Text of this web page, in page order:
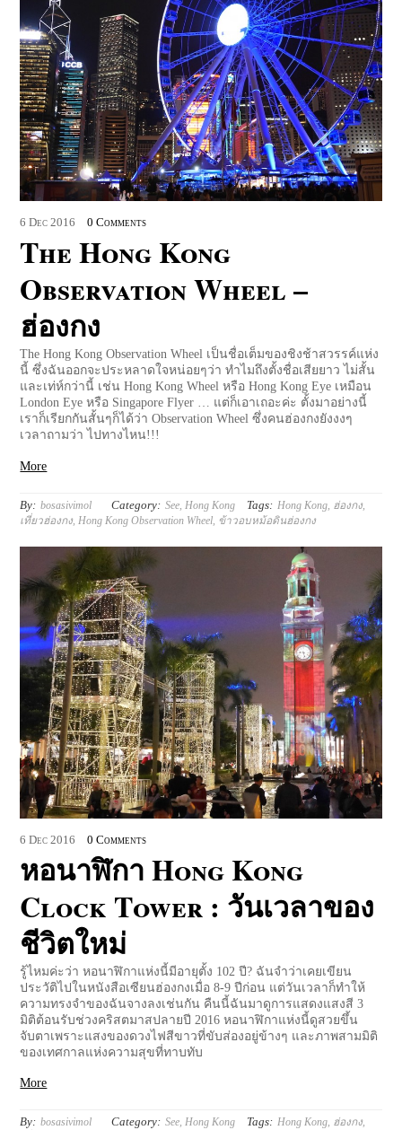
6 Dec 2016 0 Comments
The Hong Kong
Observation Wheel –
ฮ่องกง
The Hong Kong Observation Wheel เป็นชื่อเต็มของชิงช้าสวรรค์แห่ง
นี้ ซึ่งฉันออกจะประหลาดใจหน่อยๆว่า ทำไมถึงตั้งชื่อเสียยาว ไม่สั้น
และเท่ห์กว่านี้ เช่น Hong Kong Wheel หรือ Hong Kong Eye เหมือน
London Eye หรือ Singapore Flyer … แต่ก็เอาเถอะค่ะ ตั้งมาอย่างนี้
เราก็เรียกกันสั้นๆก็ได้ว่า Observation Wheel ซึ่งคนฮ่องกงยังงงๆ
เวลาถามว่า ไปทางไหน!!!
More
By: bosasivimol Category: See,Hong Kong Tags: Hong Kong, ฮ่องกง,
เที่ยวฮ่องกง,Hong Kong Observation Wheel, ข้าวอบหม้อดินฮ่องกง
6 Dec 2016 0 Comments
หอนาฬิกา Hong Kong
Clock Tower : วันเวลาของ
ชีวิตใหม่
รู้ไหมค่ะว่า หอนาฬิกาแห่งนี้มีอายุตั้ง 102 ปี? ฉันจำว่าเคยเขียน
ประวัติไปในหนังสือเซียนฮ่องกงเมื่อ 8-9 ปีก่อน แต่วันเวลาก็ทำให้
ความทรงจำของฉันจางลงเช่นกัน คืนนี้ฉันมาดูการแสดงแสงสี 3
มิติต้อนรับช่วงคริสตมาสปลายปี 2016 หอนาฬิกาแห่งนี้ดูสวยขึ้น
จับตาเพราะแสงของดวงไฟสีขาวที่ขับส่องอยู่ข้างๆ และภาพสามมิติ
ของเทศกาลแห่งความสุขที่ทาบทับ
More
By: bosasivimol Category: See,Hong Kong Tags: Hong Kong, ฮ่องกง,